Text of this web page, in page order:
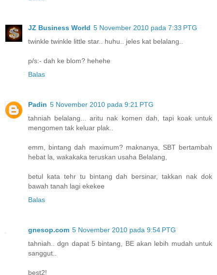
JZ Business World 5 November 2010 pada 7:33 PTG
twinkle twinkle little star.. huhu.. jeles kat belalang..
p/s:- dah ke blom? hehehe
Balas
Padin 5 November 2010 pada 9:21 PTG
tahniah belalang... aritu nak komen dah, tapi koak untuk
mengomen tak keluar plak..
emm, bintang dah maximum? maknanya, SBT bertambah
hebat la, wakakaka teruskan usaha Belalang,
betul kata tehr tu bintang dah bersinar, takkan nak dok
bawah tanah lagi ekekee
Balas
gnesop.com 5 November 2010 pada 9:54 PTG
tahniah.. dgn dapat 5 bintang, BE akan lebih mudah untuk
sanggut..
best2!